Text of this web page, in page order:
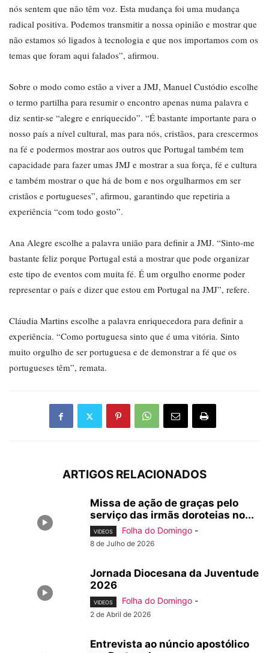
nós sentem que não têm voz. Esta mudança foi uma mudança
radical positiva. Podemos transmitir a nossa opinião e mostrar que
não estamos só ligados à tecnologia e que nos importamos com os
temas que foram aqui falados”, afirmou.
Sobre o modo como estão a viver a JMJ, Manuel Custódio escolhe
o termo partilha para resumir o encontro apenas numa palavra e
diz sentir-se “alegre e enriquecido”. “É bastante importante para o
nosso país a nível cultural, mas para nós, cristãos, para crescermos
na fé e podermos mostrar aos outros que Portugal também tem
capacidade para fazer umas JMJ e mostrar a sua força, fé e cultura
e também mostrar o que há de bom e nos orgulharmos em ser
cristãos e portugueses”, afirmou, garantindo que repetiria a
experiência “com todo gosto”.
Ana Alegre escolhe a palavra união para definir a JMJ. “Sinto-me
bastante feliz porque Portugal está a mostrar que pode organizar
este tipo de eventos com muita fé. É um orgulho enorme poder
representar o país e dizer que estou em Portugal na JMJ”, refere.
Cláudia Martins escolhe a palavra enriquecedora para definir a
experiência. “Como portuguesa sinto que é uma vitória. Sinto
muito orgulho de ser portuguesa e de demonstrar a fé que os
portugueses têm”, remata.
ARTIGOS RELACIONADOS
Missa de ação de graças pelo
serviço das irmãs doroteias no...
VIDEOS Folha do Domingo -
8 de Julho de 2026
Jornada Diocesana da Juventude
2026
VIDEOS Folha do Domingo -
2 de Abril de 2026
Entrevista ao núncio apostólico